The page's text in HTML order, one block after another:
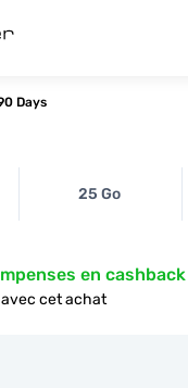
Days
25 Go
en cashback
cet achat